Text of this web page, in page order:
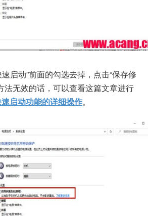
启动”前面的勾选去掉，点击“保存修
法无效的话，可以查看这篇文章进行
启动功能的详细操作。